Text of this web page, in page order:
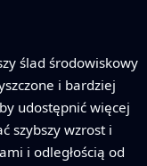
ślad środowiskowy
i bardziej
udostępnić więcej
szybszy wzrost i
i odległością od